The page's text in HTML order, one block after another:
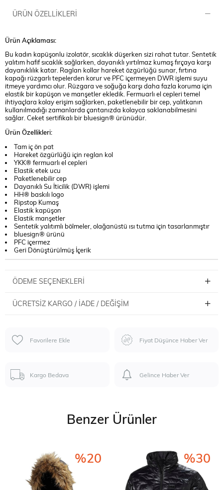
ÜRÜN ÖZELLIKLERI
Ürün Açıklaması:
Bu kadın kapüşonlu izolatör, sıcaklık düşerken sizi rahat tutar. Sentetik
yalıtım hafif sıcaklık sağlarken, dayanıklı yırtılmaz kumaş fırçaya karşı
dayanıklılık katar. Raglan kollar hareket özgürlüğü sunar, fırtına
kapağı rüzgarlı tepelerden korur ve PFC içermeyen DWR işlemi suyu
itmeye yardımcı olur. Rüzgara ve soğuğa karşı daha fazla koruma için
elastik bir kapüşon ve manşetler ekledik. Fermuarlı el cepleri temel
ihtiyaçlara kolay erişim sağlarken, paketlenebilir bir cep, yalıtkanın
kullanılmadığı zamanlarda çantanızda kolayca saklanabilmesini
sağlar. Ceket sertifikalı bir bluesign® ürünüdür.
Ürün Özellikleri:
Tam iç ön pat
Hareket özgürlüğü için reglan kol
YKK® fermuarlı el cepleri
Elastik etek ucu
Paketlenebilir cep
Dayanıklı Su İticilik (DWR) işlemi
HH® baskılı logo
Ripstop Kumaş
Elastik kapüşon
Elastik manşetler
Sentetik yalıtımlı bölmeler, olağanüstü ısı tutma için tasarlanmıştır
bluesign® ürünü
PFC içermez
Geri Dönüştürülmüş İçerik
ÖDEME SEÇENEKLERI
ÜCRETSIZ KARGO / İADE / DEĞIŞIM
Favorilere Ekle Fiyat Düşünce Haber Ver
Kargo Bedava Gelince Haber Ver
Benzer Ürünler
%20 %30